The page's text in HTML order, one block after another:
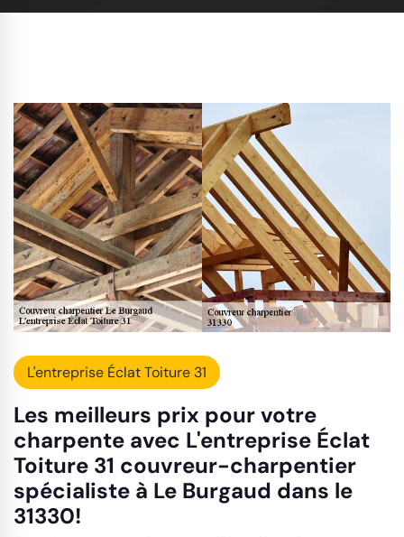
L'entreprise Éclat Toiture 31
Les meilleurs prix pour votre
charpente avec L'entreprise Éclat
Toiture 31 couvreur-charpentier
spécialiste à Le Burgaud dans le
31330!